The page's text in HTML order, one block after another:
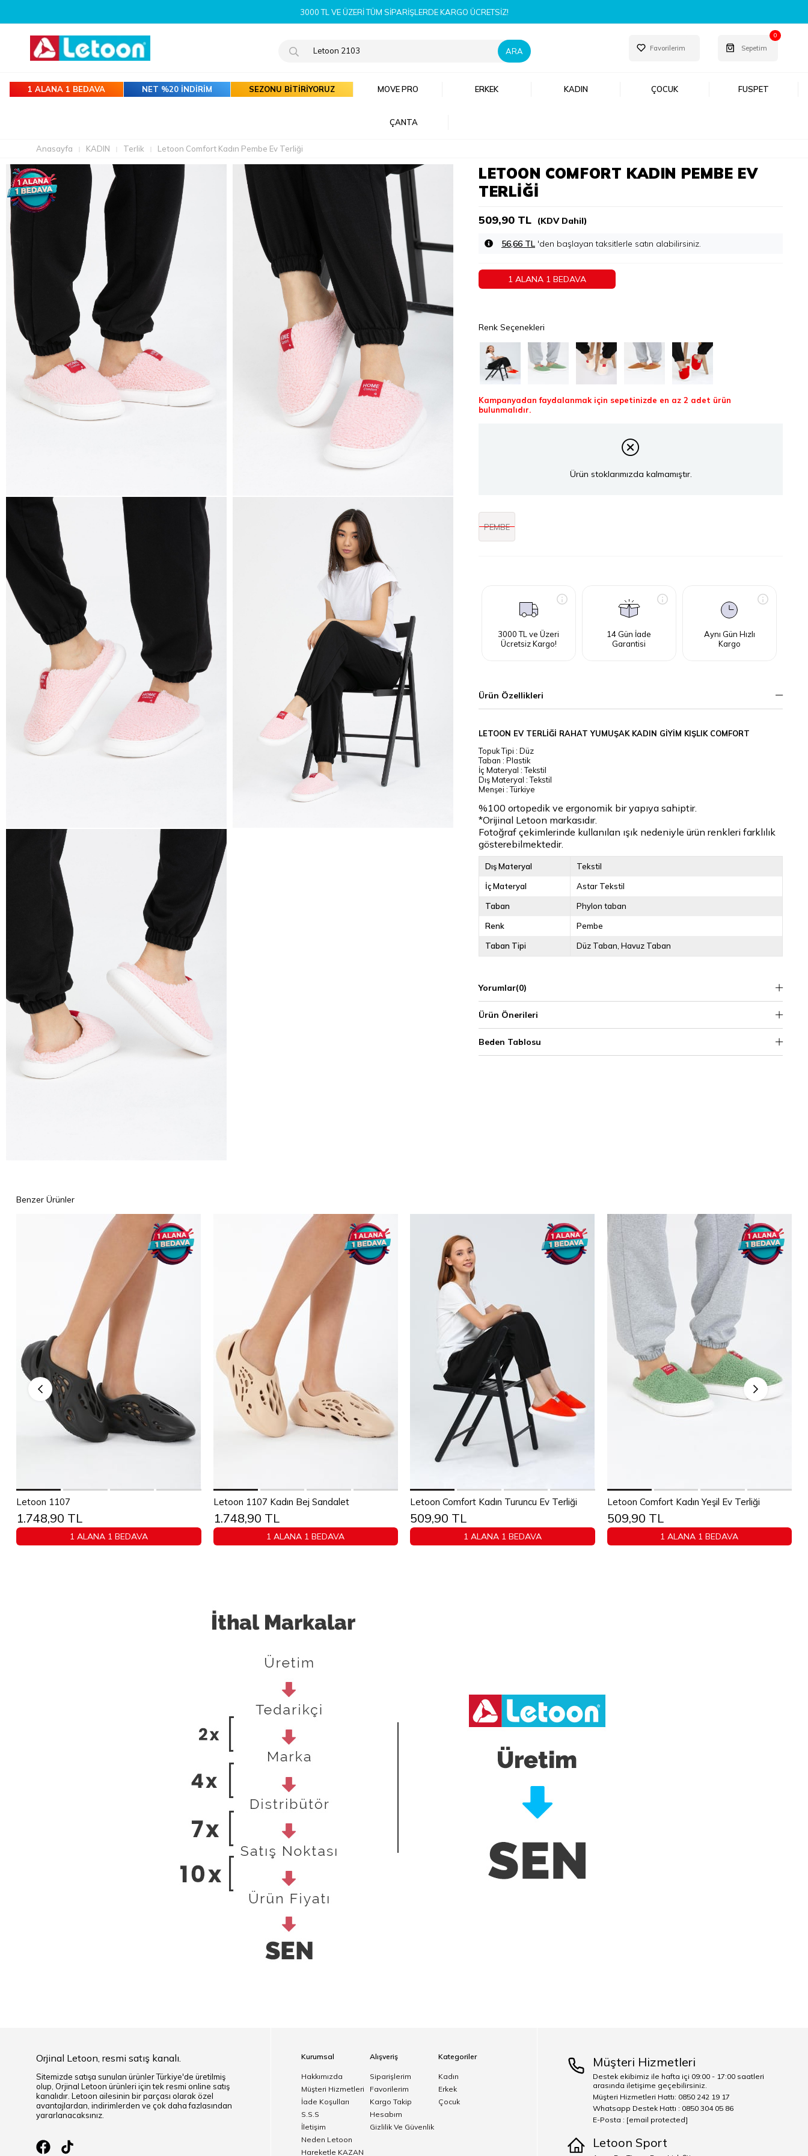
YENI SEZON ÜRÜNLERI ŞIMDI KEŞFET!
Favorilerim Sepetim
0
1 ALANA 1 BEDAVA NET %20 İNDİRİM SEZONU BİTİRİYORUZ MOVE PRO ERKEK KADIN ÇOCUK FUSPET
ÇANTA
Anasayfa KADIN Terlik Letoon Comfort Kadın Pembe Ev Terliği
LETOON COMFORT KADIN PEMBE EV
TERLIĞI
509,90 TL (KDV Dahil)
56,66 TL 'den başlayan taksitlerle
1 ALANA 1 BEDAVA
Renk Seçenekleri
Kampanyadan faydalanmak için sepetinizde en az 2 adet ürün
bulunmalıdır.
Ürün stoklarımızda kalmamıştır.
PEMBE
3000 TL ve Üzeri
Ücretsiz Kargo!
14 Gün İade
Garantisi
Aynı Gün Hızlı
Kargo
Ürün Özellikleri
LETOON EV TERLİĞİ RAHAT YUMUŞAK KADIN GİYİM KIŞLIK COMFORT
Topuk Tipi : Düz
Taban : Plastik
İç Materyal : Tekstil
Dış Materyal : Tekstil
Menşei : Türkiye
%100 ortopedik ve ergonomik bir yapıya sahiptir.
*Orijinal Letoon markasıdır.
Fotoğraf çekimlerinde kullanılan ışık nedeniyle ürün renkleri farklılık
gösterebilmektedir.
Dış Materyal Tekstil
İç Materyal Astar Tekstil
Taban Phylon taban
Renk Pembe
Taban Tipi Düz Taban Havuz Taban
Yorumlar(0)
Ürün Önerileri
Beden Tablosu
Benzer Ürünler
36
Letoon 1107
1.748,90 TL
1 ALANA 1 BEDAVA
Sepete Ekle
36
Letoon 1107 Kadın Bej Sandalet
1.748,90 TL
1 ALANA 1 BEDAVA
Sepete Ekle
36
Letoon Comfort Kadın Turuncu Ev Terliği
509,90 TL
1 ALANA 1 BEDAVA
Sepete Ekle
36
Letoon Comfort Kadın Yeşil Ev Terliği
509,90 TL
1 ALANA 1 BEDAVA
Orjinal Letoon, resmi satış kanalı.
Sitemizde satışa sunulan ürünler Türkiye'de üretilmiş
olup, Orjinal Letoon ürünleri için tek resmi online satış
kanalıdır. Letoon ailesinin bir parçası olarak özel
avantajlardan, indirimlerden ve çok daha fazlasından
yararlanacaksınız.
Kurumsal
Hakkımızda
Müşteri Hizmetleri
İade Koşulları
S.S.S
İletişim
Neden Letoon
Hareketle KAZAN
Alışveriş
Siparişlerim
Favorilerim
Kargo Takip
Hesabım
Gizlilik Ve Güvenlik
Kategoriler
Kadın
Erkek
Çocuk
Müşteri Hizmetleri
Destek ekibimiz ile hafta içi 09:00 - 17:00 saatleri
arasında iletişime geçebilirsiniz.
Müşteri Hizmetleri Hattı: 0850 242 19 17
Whatsapp Destek Hattı : 0850 304 05 86
E-Posta : [email protected]
Letoon Sport